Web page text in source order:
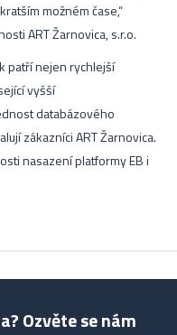
možném čase,“
ART Žarnovica, s.r.o.
patří nejen rychlejší
vyšší
databázového
zákazníci ART Žarnovica.
nasazení platformy EB i
Ozvěte se nám